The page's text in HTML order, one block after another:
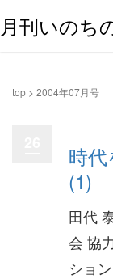
月刊いのち
top > 2004年07月号
時
(1)
田代
会 協
ショ